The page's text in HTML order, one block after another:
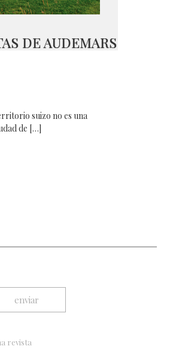
DE AUDEMARS
suizo no es una
de […]
revista